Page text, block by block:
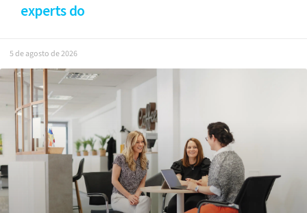
experts do
5 de agosto de 2026